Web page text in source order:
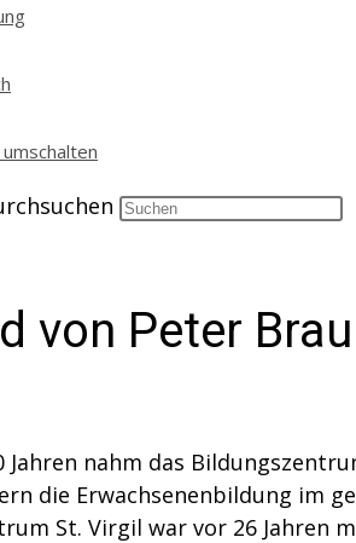
von Peter
Jahren nahm das
die Erwachsenenbildung im
St. Virgil war vor 26